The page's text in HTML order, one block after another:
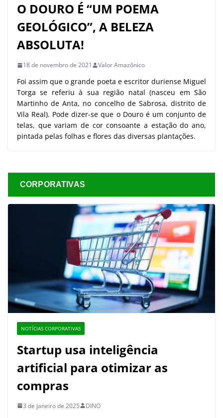
O DOURO É “UM POEMA
GEOLÓGICO”, A BELEZA
ABSOLUTA!
18 de novembro de 2021 Valor Amazônico
Foi assim que o grande poeta e escritor duriense Miguel
Torga se referiu à sua região natal (nasceu em São
Martinho de Anta, no concelho de Sabrosa, distrito de
Vila Real). Pode dizer-se que o Douro é um conjunto de
telas, que variam de cor consoante a estação do ano,
pintada pelas folhas e flores das diversas plantações.
CORPORATIVAS
NOTÍCIAS CORPORATIVAS
Startup usa inteligência
artificial para otimizar as
compras
3 de janeiro de 2025 DINO